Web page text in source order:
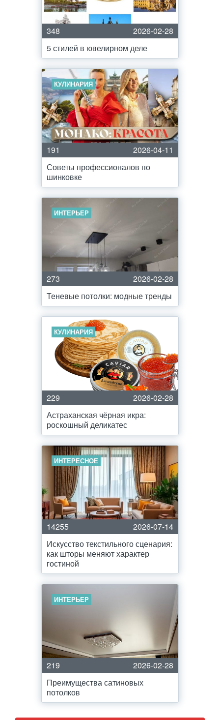
348
2026-02-28
5 стилей в ювелирном деле
КУЛИНАРИЯ
191
2026-04-11
Советы профессионалов по
шинковке
ИНТЕРЬЕР
273
2026-02-28
Теневые потолки: модные тренды
КУЛИНАРИЯ
229
2026-02-28
Астраханская чёрная икра:
роскошный деликатес
ИНТЕРЕСНОЕ
14255
2026-07-14
Искусство текстильного сценария:
как шторы меняют характер
гостиной
ИНТЕРЬЕР
219
2026-02-28
Преимущества сатиновых
потолков